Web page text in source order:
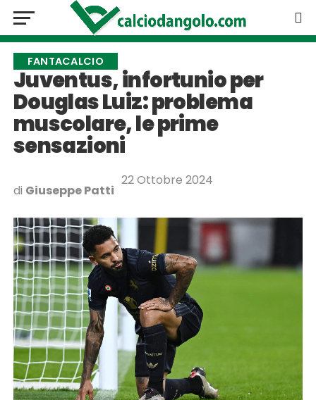
FANTACALCIO
Juventus, infortunio per
Douglas Luiz: problema
muscolare, le prime
sensazioni
di Giuseppe Patti
22 Ottobre 2024